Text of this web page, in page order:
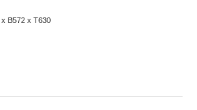
B572 x T630